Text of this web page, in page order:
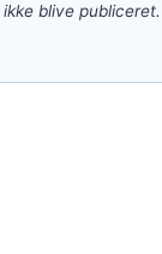
blive publiceret.